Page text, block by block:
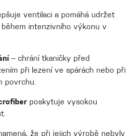
ventilaci a pomáhá udržet
během intenzivního výkonu v
– chrání tkaničky před
při lezení ve spárách nebo při
povrchu.
poskytuje vysokou
že při jejich výrobě nebyly